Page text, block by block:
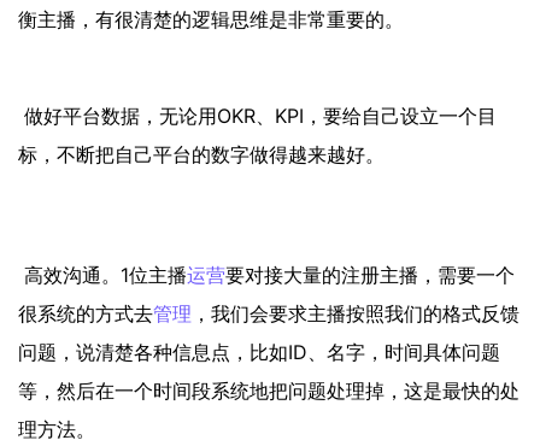
衡主播，有很清楚的逻辑思维是非常重要的。
做好平台数据，无论用OKR、KPI，要给自己设立一个目
标，不断把自己平台的数字做得越来越好。
高效沟通。1位主播运营要对接大量的注册主播，需要一个
很系统的方式去管理 ，我们会要求主播按照我们的格式反馈
问题，说清楚各种信息点，比如ID、名字，时间具体问题
等，然后在一个时间段系统地把问题处理掉，这是最快的处
理方法。